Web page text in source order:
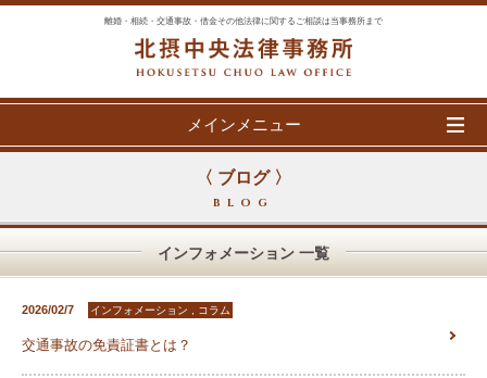
離婚・相続・交通事故・借金その他法律に関するご相談は当事務所まで
メインメニュー
〈 ブログ 〉
BLOG
インフォメーション 一覧
2026/02/7 インフォメーション , コラム
交通事故の免責証書とは？